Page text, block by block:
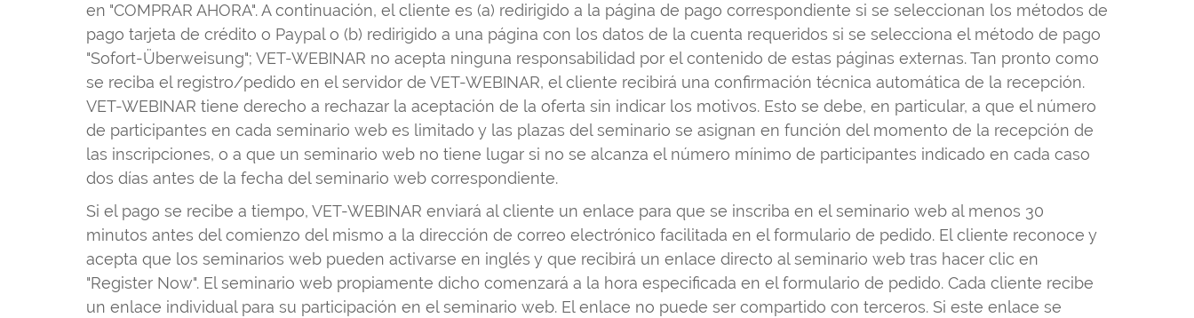
en "COMPRAR AHORA". A continuación, el cliente es (a) redirigido a la página de pago correspondiente si se seleccionan los métodos de
pago tarjeta de crédito o Paypal o (b) redirigido a una página con los datos de la cuenta requeridos si se selecciona el método de pago
"Sofort-Überweisung"; VET-WEBINAR no acepta ninguna responsabilidad por el contenido de estas páginas externas. Tan pronto como
se reciba el registro/pedido en el servidor de VET-WEBINAR, el cliente recibirá una confirmación técnica automática de la recepción.
VET-WEBINAR tiene derecho a rechazar la aceptación de la oferta sin indicar los motivos. Esto se debe, en particular, a que el número
de participantes en cada seminario web es limitado y las plazas del seminario se asignan en función del momento de la recepción de
las inscripciones, o a que un seminario web no tiene lugar si no se alcanza el número mínimo de participantes indicado en cada caso
dos días antes de la fecha del seminario web correspondiente.
Si el pago se recibe a tiempo, VET-WEBINAR enviará al cliente un enlace para que se inscriba en el seminario web al menos 30
minutos antes del comienzo del mismo a la dirección de correo electrónico facilitada en el formulario de pedido. El cliente reconoce y
acepta que los seminarios web pueden activarse en inglés y que recibirá un enlace directo al seminario web tras hacer clic en
"Register Now". El seminario web propiamente dicho comenzará a la hora especificada en el formulario de pedido. Cada cliente recibe
un enlace individual para su participación en el seminario web. El enlace no puede ser compartido con terceros. Si este enlace se